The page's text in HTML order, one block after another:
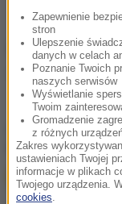
Źródło: RMF FM
Tagi: wypadek
chcesz widzieć
Google
Zapewnienie
stron
Ulepszenie
danych w celach
Poznanie Twoich
naszych serwisów
Wyświetlanie
Twoim
Gromadzenie
z różnych
Zakres
ustawieniach Twojej
informacje w plikach
Twojego urządzenia.
cookies